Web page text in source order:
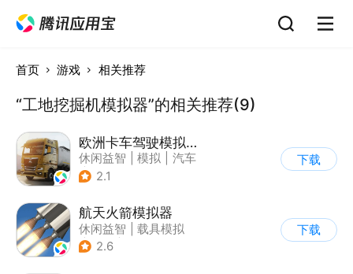
首页 游戏 相关推荐
“工地挖掘机模拟器”的相关推荐(9)
欧洲卡车驾驶模拟器3
休闲益智 模拟
汽车
| 写实
2.1
下载
航天火箭模拟器
休闲益智
载具模拟
| 太空
2.6
下载